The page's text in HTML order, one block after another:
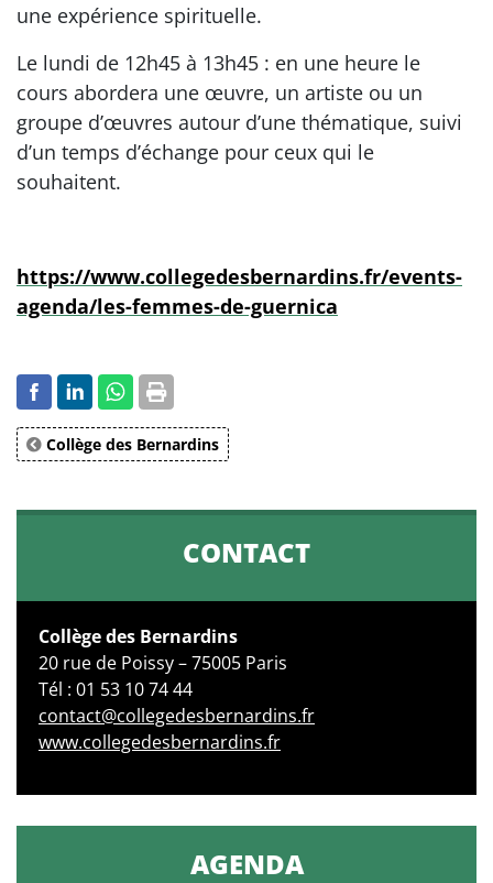
une expérience spirituelle.
Le lundi de 12h45 à 13h45 : en une heure le
cours abordera une œuvre, un artiste ou un
groupe d’œuvres autour d’une thématique, suivi
d’un temps d’échange pour ceux qui le
souhaitent.
https://www.collegedesbernardins.fr/events-
agenda/les-femmes-de-guernica
Collège des Bernardins
CONTACT
Collège des Bernardins
20 rue de Poissy – 75005 Paris
Tél : 01 53 10 74 44
contact@collegedesbernardins.fr
www.collegedesbernardins.fr
AGENDA